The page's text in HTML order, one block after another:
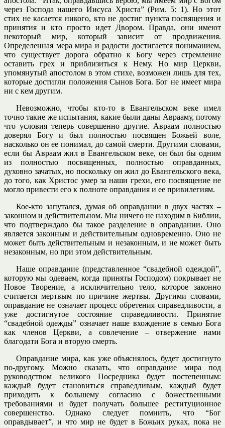
через Господа нашего Иисуса Христа” (Рим. 5: 1). Но этот
стих не касается никого, кто не достиг пункта посвящения и
принятия и кто просто идет Двором. Правда, они имеют
некоторый мир, который зависит от продвижения.
Определенная мера мира и радости достигается пониманием,
что существует дорога обратно к Богу через стремление
оставить грех и приблизиться к Нему. Но мир Церкви,
упомянутый апостолом в этом стихе, возможен лишь для тех,
которые достигли положения Сынов Бога. Бог не имеет мира
ни с кем другим.
Невозможно, чтобы кто-то в Евангельском веке имел
точно такие же испытания, какие были даны Аврааму, потому
что условия теперь совершенно другие. Авраам полностью
доверял Богу и был полностью посвящен Божьей воле,
насколько он ее понимал, до самой смерти. Другими словами,
если бы Авраам жил в Евангельском веке, он был бы одним
из полностью посвященных, полностью оправданных,
духовно зачатых, но поскольку он жил до Евангельского века,
до того, как Христос умер за наши грехи, его посвящение не
могло привести его к полноте оправдания и ее привилегиям.
Кое-кто запутался, думая об оправдании в двух частях –
законном и действительном. Мы ничего не находим в Библии,
что подтверждало бы такое разделение в оправдании. Оно
является законным и действительным одновременно. Оно не
может быть действительным и незаконным, и не может быть
незаконным, но при этом действительным.
Наше оправдание (представленное “свадебной одеждой”,
которую мы одеваем, когда приняты Господом) покрывает не
Новое Творение, а исключительно тело, которое законно
считается мертвым по причине жертвы. Другими словами,
оправдание не означает процесс обретения справедливости, а
уже достигнутое состояние справедливости. Принятие
“свадебной одежды” означает наше вхождение в семью Бога
как членов Церкви, а совлечение – отвержение нами
благодати Бога и вторую смерть.
Оправдание мира, как уже объяснялось, будет достигнуто
по-другому. Можно сказать, что оправдание мира под
руководством великого Посредника будет постепенным:
каждый будет становиться справедливым, каждый будет
приходить к большему согласию с божественными
требованиями и будет получать большее реституционное
совершенство. Однако следует помнить, что “Бог
оправдывает”, и что мир не будет в Божьих руках, пока не